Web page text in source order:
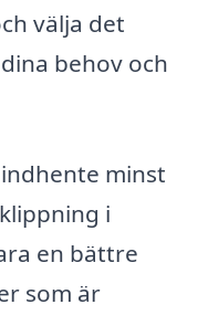
välja det
behov och
minst
i
en bättre
som är